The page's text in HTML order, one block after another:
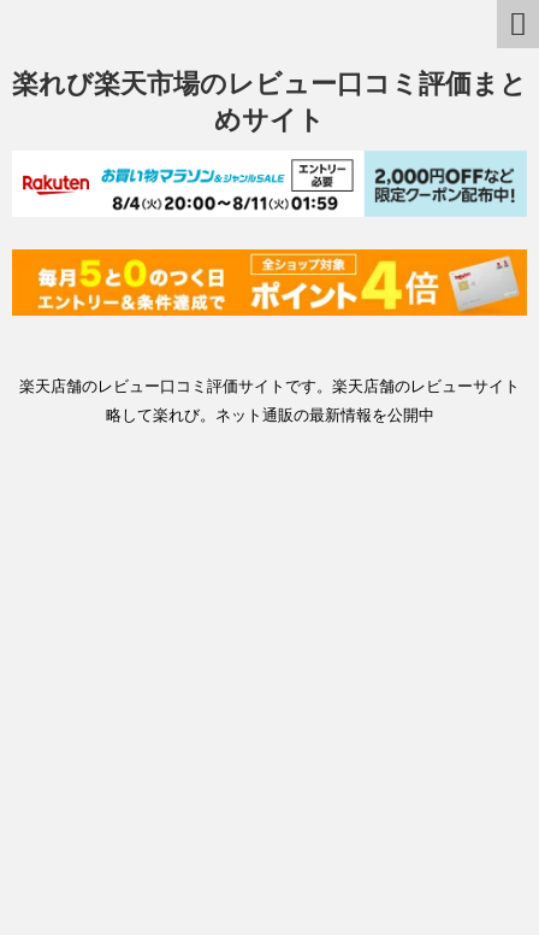
楽れび楽天市場のレビュー口コミ評価まと
めサイト
楽天店舗のレビュー口コミ評価サイトです。楽天店舗のレビューサイト
略して楽れび。ネット通販の最新情報を公開中